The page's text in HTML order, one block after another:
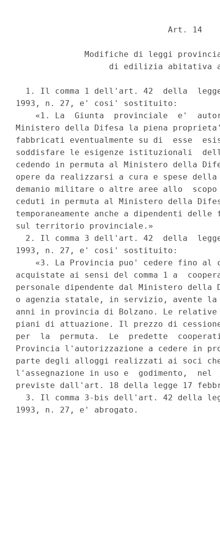
                               Art. 14
Modifiche di leggi
di edilizia abitativa
1. Il comma 1 dell'art. 42  della
1993, n. 27, e' cosi' sostituito:
«1. La  Giunta  provinciale  e'
Ministero della Difesa la piena
fabbricati eventualmente su di  esse
soddisfare le esigenze istituzionali
cedendo in permuta al Ministero della
opere da realizzarsi a cura e spese
demanio militare o altre aree allo
ceduti in permuta al Ministero della
temporaneamente anche a dipendenti
sul territorio provinciale.»
2. Il comma 3 dell'art. 42  della
1993, n. 27, e' cosi' sostituito:
«3. La Provincia puo' cedere fino al
acquistate ai sensi del comma 1 a
personale dipendente dal Ministero
o agenzia statale, in servizio, avente la
anni in provincia di Bolzano. Le
piani di attuazione. Il prezzo di
per  la  permuta.  Le  predette
Provincia l'autorizzazione a cedere in
parte degli alloggi realizzati ai soci
l'assegnazione in uso e  godimento,
previste dall'art. 18 della legge 17
3. Il comma 3-bis dell'art. 42 della